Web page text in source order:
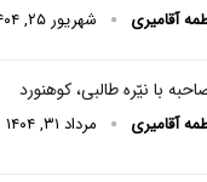
آقامیری شهریور ۲۵, ۱۴۰۴
با نیّره طالبی، کوهنورد
آقامیری مرداد ۳۱, ۱۴۰۴